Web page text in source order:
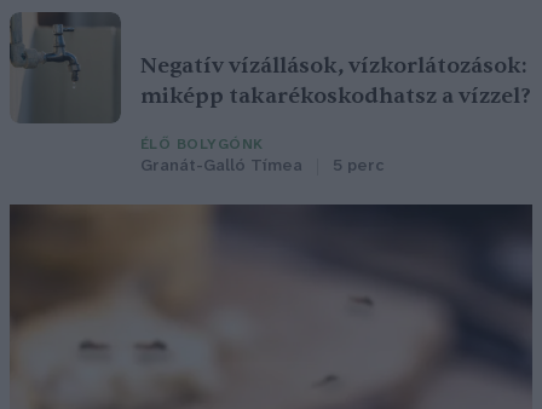
Negatív vízállások, vízkorlátozások:
miképp takarékoskodhatsz a vízzel?
ÉLŐ BOLYGÓNK
Granát-Galló Tímea 5 perc